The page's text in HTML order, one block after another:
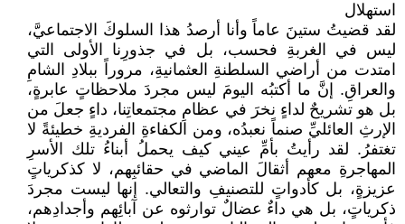
استهلال
لقد قضيتُ ستينَ عاماً وأنا أرصدُ هذا السلوكَ الاجتماعيَّ،
ليس في الغربةِ فحسب، بل في جذورِنا الأولى التي
امتدت من أراضي السلطنةِ العثمانيةِ، مروراً ببلادِ الشامِ
والعراقِ. إنَّ ما أكتبُه اليومَ ليس مجردَ ملاحظاتٍ عابرةٍ،
بل هو تشريحٌ لداءٍ نخرَ في عظامِ مجتمعاتِنا، داءٍ جعلَ من
الإرثِ العائليِّ صنماً نعبدُه، ومن الكفاءةِ الفرديةِ خطيئةً لا
تغتفرُ. لقد رأيتُ بأمِّ عيني كيف يحملُ أبناءُ تلك الأسرِ
المهاجرةِ معهم أثقالَ الماضي في حقائبِهم، لا كذكرياتٍ
عزيزةٍ، بل كأدواتٍ للتصنيفِ والتعالي. إنها ليست مجردَ
ذكرياتٍ، بل هي داءٌ عضالٌ توارثوه عن آبائِهم وأجدادِهم،